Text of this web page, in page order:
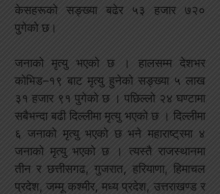
केसहरूको सङ्ख्या बढेर ५३ हजार ७२०
पुगेको छ।
जनाको मृत्यु भएको छ । हालसम्म देशभर
कोभिड–१९ बाट मृत्यु हुनेको सङ्ख्या ५ लाख
३१ हजार ९१ पुगेको छ । पछिल्लो २४ घण्टामा
सबैभन्दा बढी दिल्लीमा मृत्यु भएको छ । दिल्लीमा
६ जनाको मृत्यु भएको छ भने महाराष्ट्रमा ४
जनाको मृत्यु भएको छ । त्यस्तै राजस्थानमा
तीन र छत्तीसगढ, गुजरात, हरियाणा, हिमाचल
प्रदेश, जम्मू कश्मीर, मध्य प्रदेश, उत्तराखण्ड र